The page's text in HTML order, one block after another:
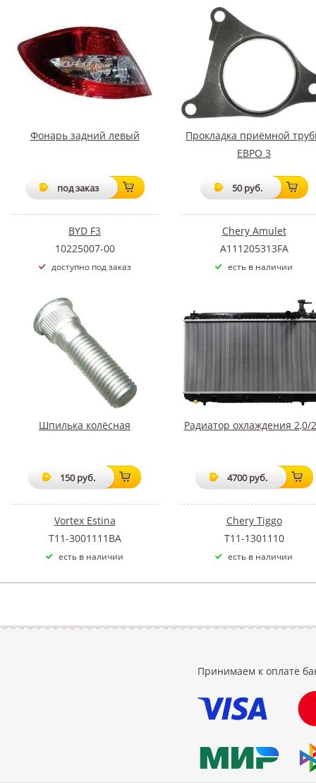
Фонарь задний левый
под заказ
BYD F3
10225007-00
доступно под заказ
Прокладка приёмной
ЕВРО 3
50 руб.
Chery Amulet
A111205313FA
есть в наличии
Шпилька колёсная
150 руб.
Vortex Estina
T11-3001111BA
есть в наличии
Радиатор охлаждения 2,0/
4700 руб.
Chery Tiggo
T11-1301110
есть в наличии
Принимаем к оплате